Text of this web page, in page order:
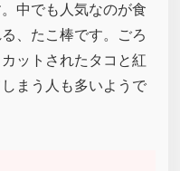
中でも人気なのが食
、たこ棒です。ごろ
ットされたタコと紅
まう人も多いようで